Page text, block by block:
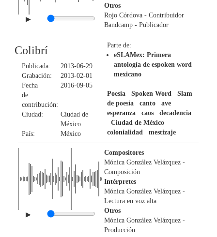
▶
Colibrí
Publicada:
2013-06-29
Grabación:
2013-02-01
Fecha
de
contribución:
2016-09-05
Ciudad:
Ciudad de
México
País:
México
Otros
Rojo Córdova - Contribuidor
Bandcamp - Publicador
Parte de:
eSLAMex: Primera
antología de espoken word
mexicano
Poesía Spoken Word
Slam
de poesía
canto
ave
esperanza
caos
decadencia
Ciudad de México
colonialidad
mestizaje
▶
Compositores
Mónica González Velázquez -
Composición
Intérpretes
Mónica González Velázquez -
Lectura en voz alta
Otros
Mónica González Velázquez -
Producción